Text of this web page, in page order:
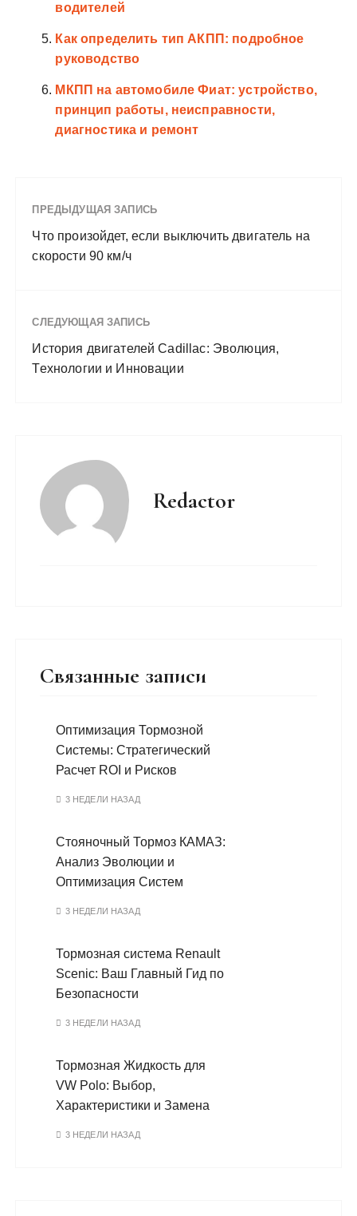
водителей
Как определить тип АКПП: подробное
руководство
МКПП на автомобиле Фиат: устройство,
принцип работы, неисправности,
диагностика и ремонт
ПРЕДЫДУЩАЯ ЗАПИСЬ
Что произойдет, если выключить двигатель на
скорости 90 км/ч
СЛЕДУЮЩАЯ ЗАПИСЬ
История двигателей Cadillac: Эволюция,
Технологии и Инновации
Redactor
Связанные записи
Оптимизация Тормозной
Системы: Стратегический
Расчет ROI и Рисков
3 НЕДЕЛИ НАЗАД
Стояночный Тормоз КАМАЗ:
Анализ Эволюции и
Оптимизация Систем
3 НЕДЕЛИ НАЗАД
Тормозная система Renault
Scenic: Ваш Главный Гид по
Безопасности
3 НЕДЕЛИ НАЗАД
Тормозная Жидкость для
VW Polo: Выбор,
Характеристики и Замена
3 НЕДЕЛИ НАЗАД